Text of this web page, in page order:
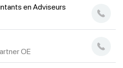
en Adviseurs
OE